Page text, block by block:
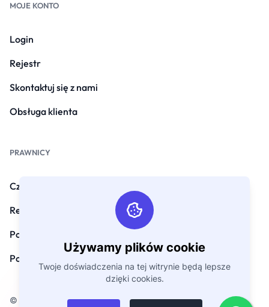
Używamy plików cookie
Twoje doświadczenia na tej witrynie będą lepsze
dzięki cookies.
MOJE KONTO
Login
Rejestr
Skontaktuj się z nami
Obsługa klienta
PRAWNICY
Często zadawane pytania
Regulamin
Polityka prywatności
Polityka zwrotów
© Prawo autorskie 2026. Wszelkie prawa zastrzeżone przez